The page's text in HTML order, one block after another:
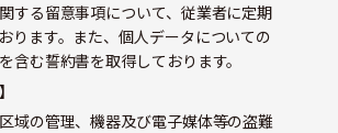
する留意事項について、従業者に定期
ります。また、個人データについての
含む誓約書を取得しております。
域の管理、機器及び電子媒体等の盗難